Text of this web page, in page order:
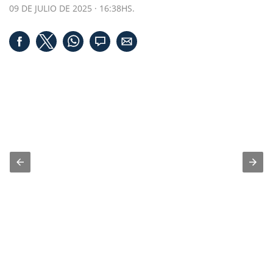
09 DE JULIO DE 2025 · 16:38HS.